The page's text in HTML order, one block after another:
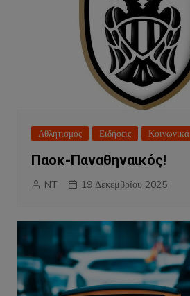
Αθλητισμός Ειδήσεις Κοινωνικά
Παοκ-Παναθηναικός!
NT 19 Δεκεμβρίου 2025